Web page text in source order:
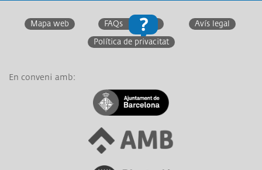
Mapa web FAQs Avís legal
Política de privacitat
En conveni amb:
Link a Ajuntament de Barcelona
Link a Àrea Metropolitana de Barcelona
Link a Diputació de Barcelona